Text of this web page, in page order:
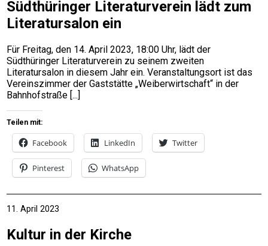
Südthüringer Literaturverein lädt zum
Literatursalon ein
Für Freitag, den 14. April 2023, 18:00 Uhr, lädt der
Südthüringer Literaturverein zu seinem zweiten
Literatursalon in diesem Jahr ein. Veranstaltungsort ist das
Vereinszimmer der Gaststätte „Weiberwirtschaft“ in der
Bahnhofstraße
Teilen mit:
Facebook LinkedIn Twitter
Pinterest WhatsApp
11. April 2023
Kultur in der Kirche